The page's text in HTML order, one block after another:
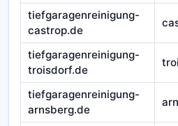
tiefgaragenreinigung-
castrop.de
tiefgaragenreinigung-
troisdorf.de
tiefgaragenreinigung-
arnsberg.de